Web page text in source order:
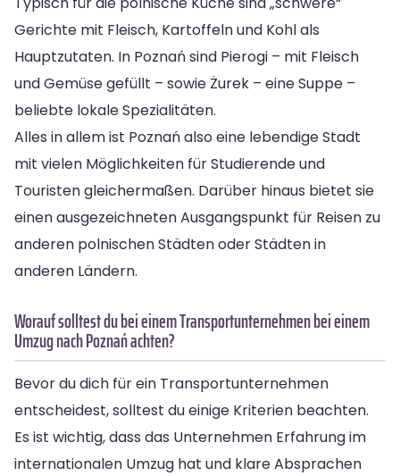
Gerichte mit Fleisch, Kartoffeln und Kohl als
Hauptzutaten. In Poznań sind Pierogi – mit Fleisch
und Gemüse gefüllt – sowie Żurek – eine Suppe –
beliebte lokale Spezialitäten.
Alles in allem ist Poznań also eine lebendige Stadt
mit vielen Möglichkeiten für Studierende und
Touristen gleichermaßen. Darüber hinaus bietet sie
einen ausgezeichneten Ausgangspunkt für Reisen zu
anderen polnischen Städten oder Städten in
anderen Ländern.
Worauf solltest du bei einem Transportunternehmen bei einem
Umzug nach Poznań achten?
Bevor du dich für ein Transportunternehmen
entscheidest, solltest du einige Kriterien beachten.
Es ist wichtig, dass das Unternehmen Erfahrung im
internationalen Umzug hat und klare Absprachen